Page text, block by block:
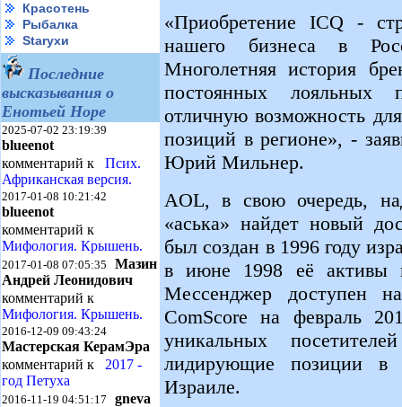
Красотень
Рыбалка
Starухи
Последние
высказывания о
Енотьей Норе
2025-07-02 23:19:39
blueenot
комментарий к Псих.
Африканская версия.
2017-01-08 10:21:42
blueenot
комментарий к
Мифология. Крышень.
2017-01-08 07:05:35 Мазин
Андрей Леонидович
комментарий к
Мифология. Крышень.
2016-12-09 09:43:24
Мастерская КерамЭра
комментарий к 2017 -
год Петуха
2016-11-19 04:51:17 gneva
«Приобретение ICQ -
нашего бизнеса в
Многолетняя история
постоянных лояльных
отличную возможность
позиций в регионе», -
Юрий Мильнер.
AOL, в свою очередь,
«аська» найдет новый
был создан в 1996 году
в июне 1998 её активы
Мессенджер доступен
ComScore на февраль
уникальных
лидирующие позиции в
Израиле.